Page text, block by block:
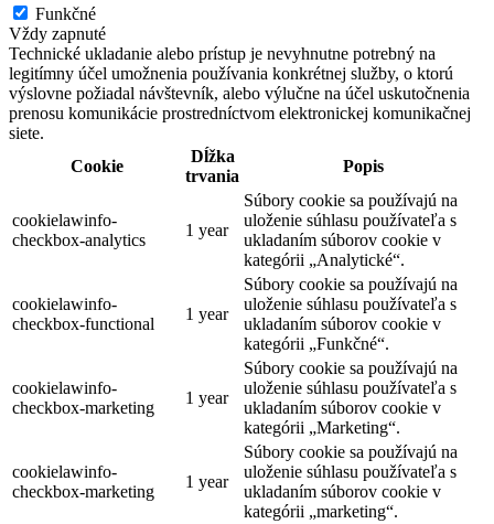
Funkčné
Vždy zapnuté
Technické ukladanie alebo prístup je nevyhnutne potrebný na
legitímny účel umožnenia používania konkrétnej služby, o ktorú
výslovne požiadal návštevník, alebo výlučne na účel uskutočnenia
prenosu komunikácie prostredníctvom elektronickej komunikačnej
siete.
Cookie
Dĺžka
trvania
Popis
cookielawinfo-
checkbox-analytics
1 year
Súbory cookie sa používajú na
uloženie súhlasu používateľa s
ukladaním súborov cookie v
kategórii „Analytické“.
cookielawinfo-
checkbox-functional
1 year
Súbory cookie sa používajú na
uloženie súhlasu používateľa s
ukladaním súborov cookie v
kategórii „Funkčné“.
cookielawinfo-
checkbox-marketing
1 year
Súbory cookie sa používajú na
uloženie súhlasu používateľa s
ukladaním súborov cookie v
kategórii „Marketing“.
cookielawinfo-
checkbox-marketing
1 year
Súbory cookie sa používajú na
uloženie súhlasu používateľa s
ukladaním súborov cookie v
kategórii „marketing“.